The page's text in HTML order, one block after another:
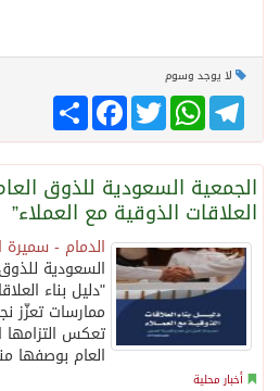
لا يوجد وسوم
انشر
FacebookTwitter
WhatsAppTelegram
الجمعية السعودية للذوق
العلاقات الذوقية مع العملاء”
الدمام - سميرة
السعودية
"دليل بناء
ممارسات تعزّز
تعكس التزامها
العام بوصفها
أخبار محلية